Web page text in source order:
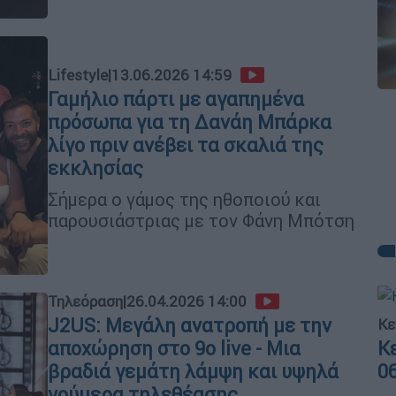
Lifestyle|13.06.2026 14:59
Γαμήλιο πάρτι με αγαπημένα
πρόσωπα για τη Δανάη Μπάρκα
λίγο πριν ανέβει τα σκαλιά της
εκκλησίας
Σήμερα ο γάμος της ηθοποιού και
παρουσιάστριας με τον Φάνη Μπότση
Τηλεόραση|26.04.2026 14:00
J2US: Μεγάλη ανατροπή με την
αποχώρηση στο 9ο live - Μια
βραδιά γεμάτη λάμψη και υψηλά